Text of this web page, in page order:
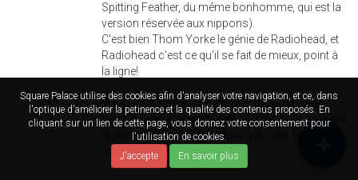
Square Palace utilise des cookies afin d'analyser votre navigation, et ce, dans
l'optique d'améliorer la petinence et la qualité des contenus proposés. En
cliquant sur un lien de cette page, vous donnez votre consentement pour
l'utilisation de cookies.
J'accepte
En savoir plus
Spitting Feather, du même bonhomme, qui est la
version réservée aux nippons).
C'est bien Thom Yorke le génie de Radiohead, et
Radiohead c'est ce qu'il se fait de mieux, point à
la ligne!
Par contre attention, c'est pas facile d'accès,
faut écouter à de multiples reprises pour en tiré la
quintessence, mais une fois que c'est fait, c'est
que du bonheur.